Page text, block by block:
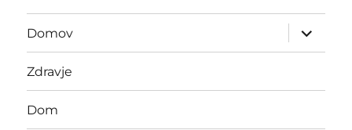
Domov
expand
child
menu
Zdravje
Dom